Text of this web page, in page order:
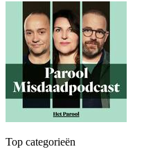
Top categorieën